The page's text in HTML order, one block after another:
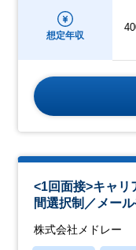
想定年収
<1回面接>キャリ
間選択制／メー
株式会社メドレー